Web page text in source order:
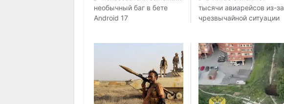
необычный баг в бете
Android 17
тысячи авиарейсов из-за
чрезвычайной ситуации